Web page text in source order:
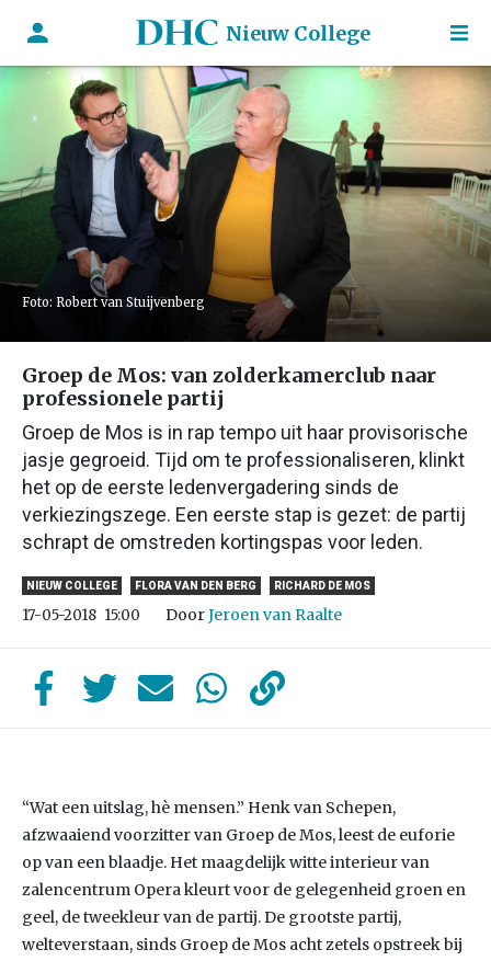
Nieuw College
Foto: Robert van Stuijvenberg
Groep de Mos: van zolderkamerclub naar
professionele partij
Groep de Mos is in rap tempo uit haar provisorische
jasje gegroeid. Tijd om te professionaliseren, klinkt
het op de eerste ledenvergadering sinds de
verkiezingszege. Een eerste stap is gezet: de partij
schrapt de omstreden kortingspas voor leden.
NIEUW COLLEGE FLORA VAN DEN BERG RICHARD DE MOS
17-05-2018 15:00 DoorJeroen van Raalte
“Wat een uitslag, hè mensen.” Henk van Schepen,
afzwaaiend voorzitter van Groep de Mos, leest de euforie
op van een blaadje. Het maagdelijk witte interieur van
zalencentrum Opera kleurt voor de gelegenheid groen en
geel, de tweekleur van de partij. De grootste partij,
welteverstaan, sinds Groep de Mos acht zetels opstreek bij